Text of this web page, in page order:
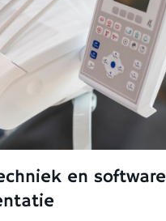
en software